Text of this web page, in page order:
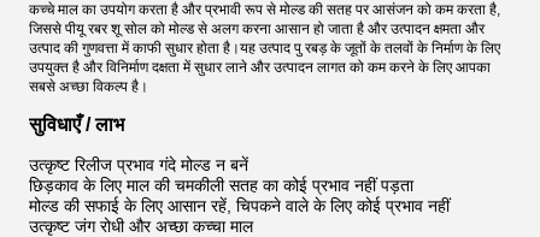
कच्चे माल का उपयोग करता है और प्रभावी रूप से मोल्ड की सतह पर आसंजन को कम करता है,
जिससे पीयू रबर शू सोल को मोल्ड से अलग करना आसान हो जाता है और उत्पादन क्षमता और
उत्पाद की गुणवत्ता में काफी सुधार होता है।यह उत्पाद पु रबड़ के जूतों के तलवों के निर्माण के लिए
उपयुक्त है और विनिर्माण दक्षता में सुधार लाने और उत्पादन लागत को कम करने के लिए आपका
सबसे अच्छा विकल्प है।
सुविधाएँ / लाभ
उत्कृष्ट रिलीज प्रभाव गंदे मोल्ड न बनें
छिड़काव के लिए माल की चमकीली सतह का कोई प्रभाव नहीं पड़ता
मोल्ड की सफाई के लिए आसान रहें, चिपकने वाले के लिए कोई प्रभाव नहीं
उत्कृष्ट जंग रोधी और अच्छा कच्चा माल